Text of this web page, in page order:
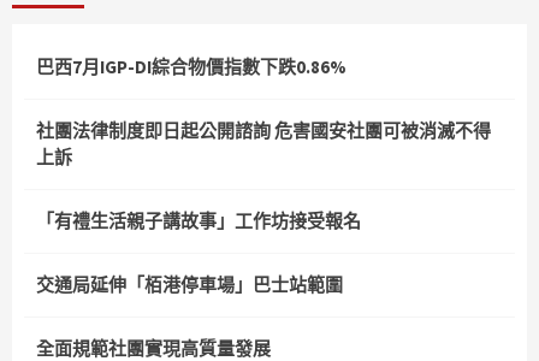
巴西7月IGP-DI綜合物價指數下跌0.86%
社團法律制度即日起公開諮詢 危害國安社團可被消滅不得
上訴
「有禮生活親子講故事」工作坊接受報名
交通局延伸「栢港停車場」巴士站範圍
全面規範社團實現高質量發展